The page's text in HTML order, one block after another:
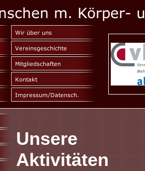
Unsere
Aktivitäten